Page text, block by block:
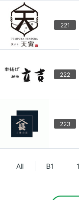
221
222
223
All B1